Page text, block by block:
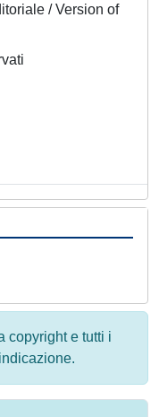
/ Version of
copyright e tutti i